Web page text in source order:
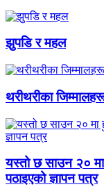
झुपडि र महल
थरीथरीका
यस्तो छ साउन २० मा
पठाइएको ज्ञापन पत्र